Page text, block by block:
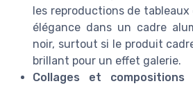
les reproductions de
élégance dans un cadre
noir, surtout si le produit
brillant pour un effet galerie.
Collages et compositions